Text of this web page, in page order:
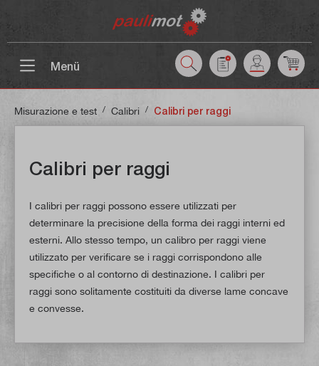
Menü
Misurazione e test / Calibri / Calibri per raggi
Calibri per raggi
I calibri per raggi possono essere utilizzati per
determinare la precisione della forma dei raggi interni ed
esterni. Allo stesso tempo, un calibro per raggi viene
utilizzato per verificare se i raggi corrispondono alle
specifiche o al contorno di destinazione. I calibri per
raggi sono solitamente costituiti da diverse lame concave
e convesse.